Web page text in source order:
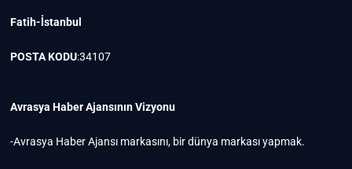
Fatih-İstanbul
POSTA KODU:34107
Avrasya Haber Ajansının Vizyonu
-Avrasya Haber Ajansı markasını, bir dünya markası yapmak.